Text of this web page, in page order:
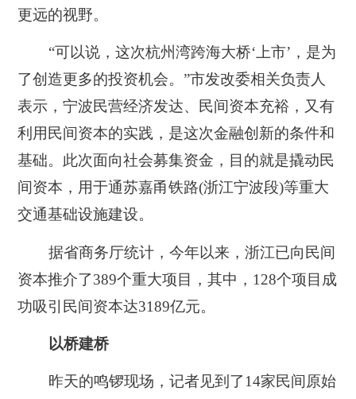
更远的视野。
“可以说，这次杭州湾跨海大桥‘上市’，是为
了创造更多的投资机会。”市发改委相关负责人
表示，宁波民营经济发达、民间资本充裕，又有
利用民间资本的实践，是这次金融创新的条件和
基础。此次面向社会募集资金，目的就是撬动民
间资本，用于通苏嘉甬铁路(浙江宁波段)等重大
交通基础设施建设。
据省商务厅统计，今年以来，浙江已向民间
资本推介了389个重大项目，其中，128个项目成
功吸引民间资本达3189亿元。
以桥建桥
昨天的鸣锣现场，记者见到了14家民间原始